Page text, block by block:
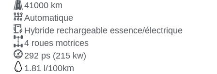
41000 km
Automatique
Hybride rechargeable essence/électrique
4 roues motrices
292 ps (215 kw)
1.81